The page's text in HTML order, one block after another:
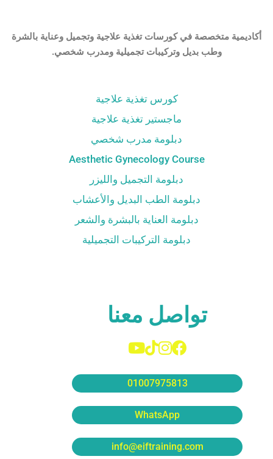
أكاديمية متخصصة في كورسات تغذية علاجية وتجميل وعناية بالشرة
وطب بديل وتركيبات تجميلية ومدرب شخصي.
كورس تغذية علاجية
ماجستير تغذية علاجية
دبلومة مدرب شخصي
Aesthetic Gynecology Course
دبلومة التجميل والليزر
دبلومة الطب البديل والأعشاب
دبلومة العناية بالبشرة والشعر
دبلومة التركيبات التجميلية
تواصل معنا
01007975813
WhatsApp
info@eiftraining.com